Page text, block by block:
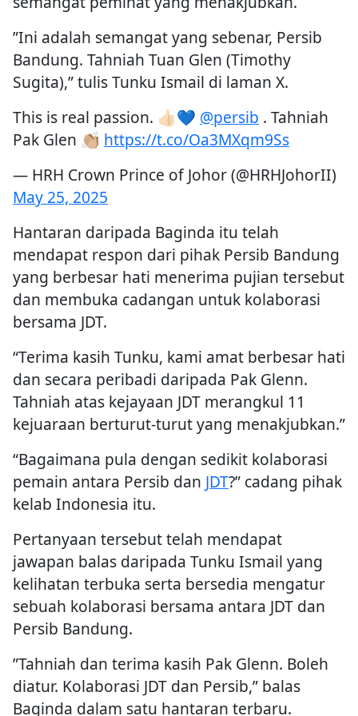
”Ini adalah semangat yang sebenar, Persib
Bandung. Tahniah Tuan Glen (Timothy
Sugita),” tulis Tunku Ismail di laman X.
This is real passion. 👍🏻💙 @persib . Tahniah
Pak Glen 👏🏼 https://t.co/Oa3MXqm9Ss
— HRH Crown Prince of Johor (@HRHJohorII)
May 25, 2025
Hantaran daripada Baginda itu telah
mendapat respon dari pihak Persib Bandung
yang berbesar hati menerima pujian tersebut
dan membuka cadangan untuk kolaborasi
bersama JDT.
“Terima kasih Tunku, kami amat berbesar hati
dan secara peribadi daripada Pak Glenn.
Tahniah atas kejayaan JDT merangkul 11
kejuaraan berturut-turut yang menakjubkan.”
“Bagaimana pula dengan sedikit kolaborasi
pemain antara Persib dan JDT?” cadang pihak
kelab Indonesia itu.
Pertanyaan tersebut telah mendapat
jawapan balas daripada Tunku Ismail yang
kelihatan terbuka serta bersedia mengatur
sebuah kolaborasi bersama antara JDT dan
Persib Bandung.
”Tahniah dan terima kasih Pak Glenn. Boleh
diatur. Kolaborasi JDT dan Persib,” balas
Baginda dalam satu hantaran terbaru.